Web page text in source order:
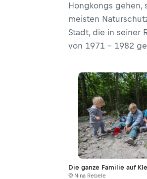
Hongkongs gehen,
meisten
Stadt, die in seiner
von 1971 – 1982
Die ganze Familie auf
© Nina Rebele